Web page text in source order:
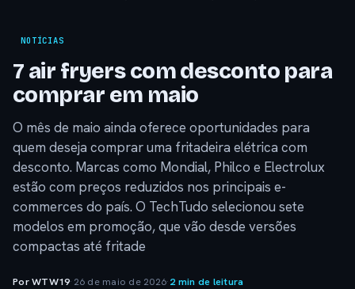
NOTÍCIAS
7 air fryers com desconto para
comprar em maio
O mês de maio ainda oferece oportunidades para
quem deseja comprar uma fritadeira elétrica com
desconto. Marcas como Mondial, Philco e Electrolux
estão com preços reduzidos nos principais e-
commerces do país. O TechTudo selecionou sete
modelos em promoção, que vão desde versões
compactas até fritade
Por WTW19· 26 de maio de 2026·2 min de leitura